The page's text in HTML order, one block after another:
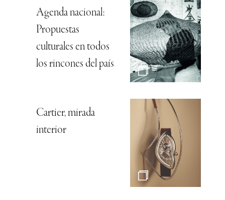
Agenda nacional:
Propuestas
culturales en todos
los rincones del país
Cartier, mirada
interior